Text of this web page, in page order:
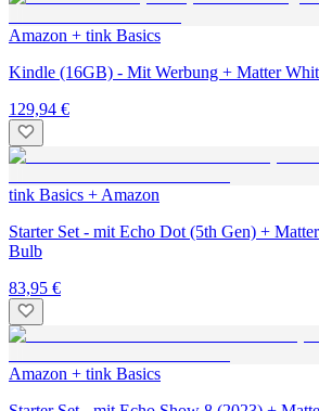
Amazon + tink Basics
Kindle (16GB) - Mit Werbung + Matter
129,94 €
tink Basics + Amazon
Starter Set - mit Echo Dot (5th Gen) +
Bulb
83,95 €
Amazon + tink Basics